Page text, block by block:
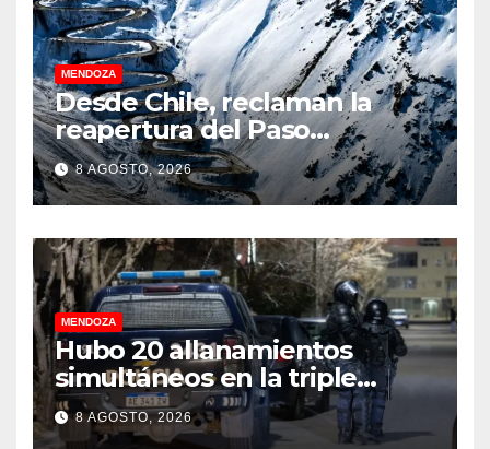
MENDOZA
Desde Chile, reclaman la
reapertura del Paso
Internacional Los
Libertadores: pérdidas
millonarias
8 AGOSTO, 2026
MENDOZA
Hubo 20 allanamientos
simultáneos en la triple
frontera de Luján, Maipú y
Godoy Cruz
8 AGOSTO, 2026